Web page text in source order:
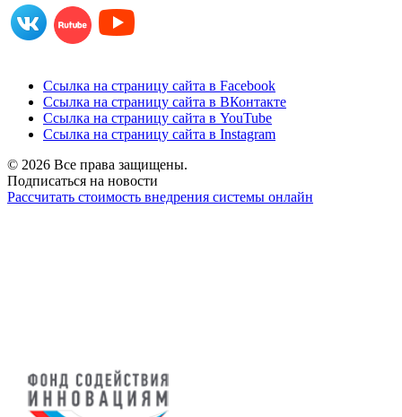
Ссылка на страницу сайта в Facebook
Ссылка на страницу сайта в ВКонтакте
Ссылка на страницу сайта в YouTube
Ссылка на страницу сайта в Instagram
© 2026 Все права защищены.
Подписаться на новости
Рассчитать стоимость внедрения системы онлайн